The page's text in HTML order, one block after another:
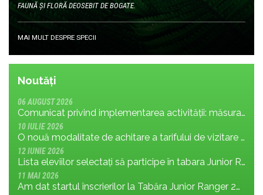
FAUNĂ ȘI FLORĂ DEOSEBIT DE BOGATE.
MAI MULT DESPRE SPECII
Noutăți
06 AUGUST 2026
Comunicat privind implementarea activității: măsura MR.8.1.4 din planul de management; cu privire la tronsonul de drum cuprins între Baraj Gura Apelor și Cabana Rotunda
10 IULIE 2026
O nouă modalitate de achitare a tarifului de vizitare în Parcul Național Retezat
12 IUNIE 2026
Lista eleviilor selectați să participe în tabara Junior Ranger 2026
11 MAI 2026
Am dat startul înscrierilor la Tabăra Junior Ranger 2026 – Oameni conectați prin natură – tineri și comunități pentru viitorul Parcului Național Retezat